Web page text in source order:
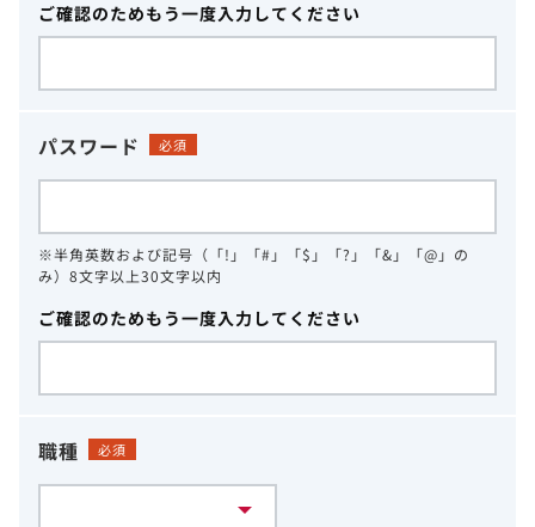
ご確認のためもう一度入力してください
パスワード 必須
※半角英数および記号（「!」「#」「$」「?」「&」「@」の
み）8文字以上30文字以内
ご確認のためもう一度入力してください
職種 必須